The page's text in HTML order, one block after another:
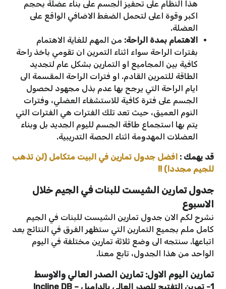
هذا النظام على تحفيز الجسم على بناء عضلة بحجم
اكبر وقوة اعلى لتحمل الضغط الاضافي الواقع على
العضلة.
الاهتمام بمدة الراحة: من المهم للغاية الاهتمام
بفترات الراحة سواء اثناء التمرين ان تقومي باخذ راحة
كافية بين المجاميع او التمارين بشكل عام لتجديد
الطاقة للتمرين القادم. او فترات الراحة المقسمة الى
ايام الراحة التي يرجح بها عدم بذل مجهود لحصول
الجسم على فترة كافية للاستشفاء العضلي، وفترات
النوم العميق، حيث تعد تلك الفترات هي الفترات التي
يتم بها استجماع طاقة الجسم لليوم الجديد بل وبناء
العضلات المهدومة اثناء الحصة التدريبية.
قد يهمك : افضل جدول تمارين في البيت متكامل (لن تذهب
للجيم مجددا) !!
جدول تمارين الشيست للبنات في الجيم خلال
الاسبوع
نشرح لكم الان جدول تمارين الشيست للبنات في الجيم
كامل ملم بجميع التمارين التي ستظهر الفرق في النتائج بعد
اتباعها. سنتجه الى وضع ثلاثة تمارين مختلفة في اليوم
الواحد من هذا الجدول، تابع معنا.
تمارين اليوم الاول: تمارين الصدر العالي والاوسط
1- تمرين التفتيح للصدر العالي بالدامبل – Incline DB